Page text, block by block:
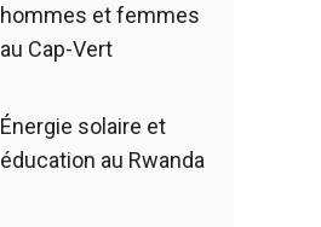
hommes et femmes
au Cap-Vert
Énergie solaire et
éducation au Rwanda